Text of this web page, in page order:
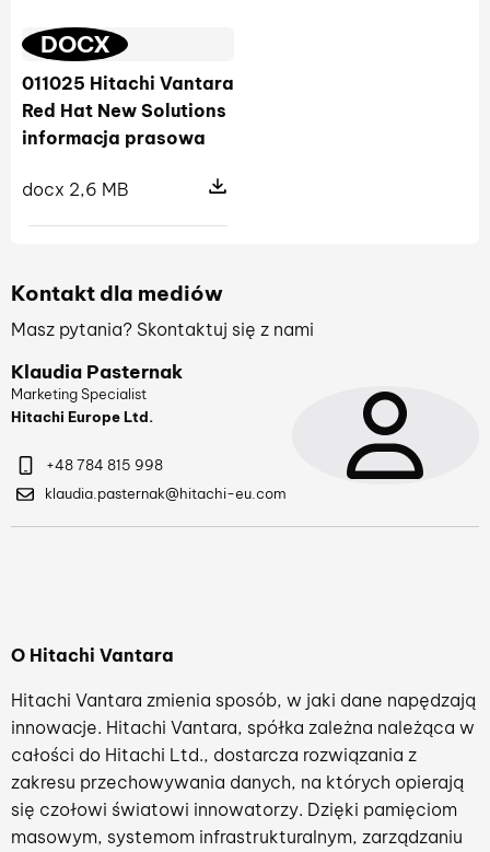
DOCX
011025 Hitachi Vantara
Red Hat New Solutions
informacja prasowa
docx 2,6 MB
Kontakt dla mediów
Masz pytania? Skontaktuj się z nami
Klaudia Pasternak
Marketing Specialist
Hitachi Europe Ltd.
+48 784 815 998
klaudia.pasternak@hitachi-eu.com
O Hitachi Vantara
Hitachi Vantara zmienia sposób, w jaki dane napędzają
innowacje. Hitachi Vantara, spółka zależna należąca w
całości do Hitachi Ltd., dostarcza rozwiązania z
zakresu przechowywania danych, na których opierają
się czołowi światowi innowatorzy. Dzięki pamięciom
masowym, systemom infrastrukturalnym, zarządzaniu